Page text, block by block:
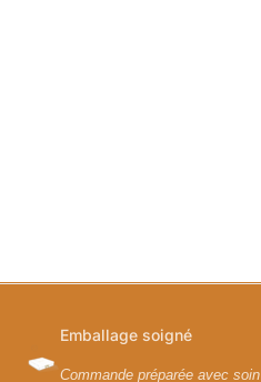
Emballage soigné
Commande préparée avec soin